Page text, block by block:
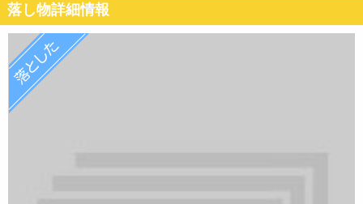
落し物詳細情報